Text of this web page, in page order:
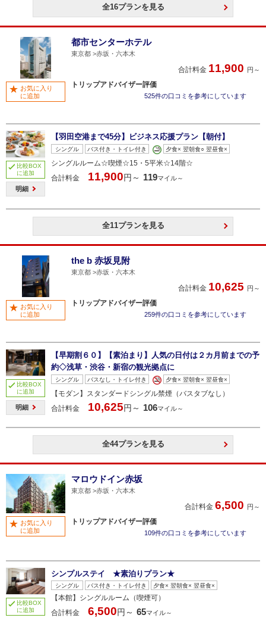
全16プランを見る
都市センターホテル
東京都 赤坂・六本木
合計料金 11,900 円～
トリップアドバイザー評価
525件の口コミを参考にしています
お気に入り
に追加
比較BOX
に追加
明細
【羽田空港まで45分】ビジネス応援プラン【朝付】
シングル バス付き・トイレ付き 夕食× 翌朝食○ 翌昼食×
シングルルーム☆喫煙☆15・5平米☆14階☆
合計料金
11,900円～ 119マイル～
全11プランを見る
the b 赤坂見附
東京都 赤坂・六本木
合計料金 10,625 円～
トリップアドバイザー評価
259件の口コミを参考にしています
お気に入り
に追加
比較BOX
に追加
明細
【早期割６０】【素泊まり】人気の日付は２カ月前までの予
約◇浅草・渋谷・新宿の観光拠点に
シングル バスなし・トイレ付き 夕食× 翌朝食× 翌昼食×
【モダン】スタンダードシングル禁煙（バスタブなし）
合計料金
10,625円～ 106マイル～
全44プランを見る
マロウドイン赤坂
東京都 赤坂・六本木
合計料金 6,500 円～
トリップアドバイザー評価
109件の口コミを参考にしています
お気に入り
に追加
比較BOX
に追加
シンプルステイ ★素泊りプラン★
シングル バス付き・トイレ付き 夕食× 翌朝食× 翌昼食×
【本館】シングルルーム（喫煙可）
合計料金
6,500円～ 65マイル～